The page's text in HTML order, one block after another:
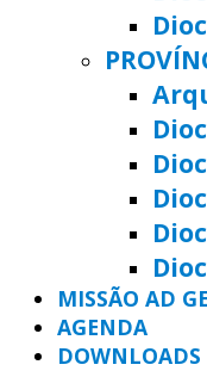
MISSÃO AD
AGENDA
DOWNLOADS